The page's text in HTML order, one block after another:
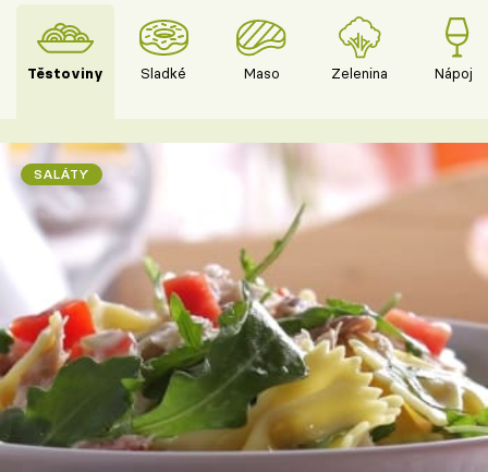
Těstoviny Sladké Maso Zelenina Nápoje
SALÁTY